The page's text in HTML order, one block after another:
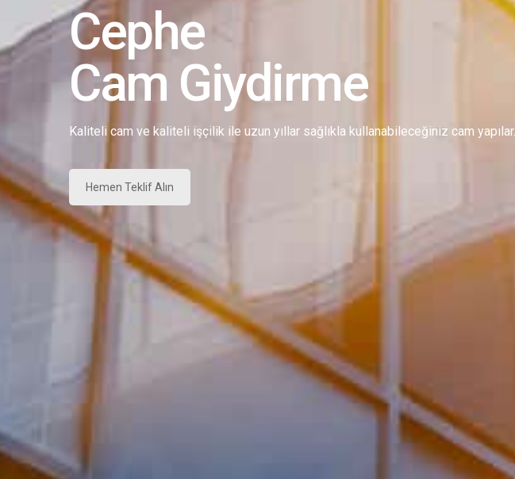
Cephe
Cam Giydirme
Kaliteli cam ve kaliteli işçilik ile uzun yıllar sağlıkla kullanabileceğiniz cam yapılar.
Hemen Teklif Alın